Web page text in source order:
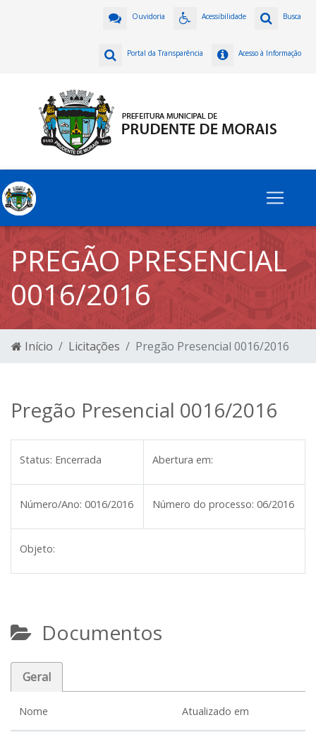
Busca
Acessibilidade
Ouvidoria
Acesso à Informação
Portal da Transparência
PREGÃO PRESENCIAL
0016/2016
Início Licitações Pregão Presencial 0016/2016
Pregão Presencial 0016/2016
Status: Encerrada Abertura em:
Número/Ano: 0016/2016 Número do processo: 06/2016
Objeto:
Documentos
Geral
Nome Atualizado em